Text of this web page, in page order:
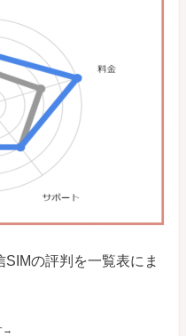
の評判を一覧表にま
→